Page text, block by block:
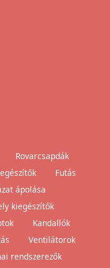
Rovarcsapdák
Futás
ápolása
kiegészítők
Kandallók
Ventilátorok
rendszerezők